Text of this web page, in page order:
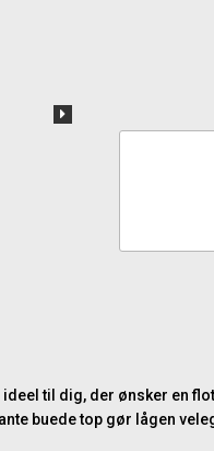
til dig, der ønsker en
buede top gør lågen